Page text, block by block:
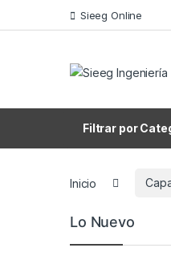
Sieeg Online
Filtrar por
Inicio
Lo Nuevo